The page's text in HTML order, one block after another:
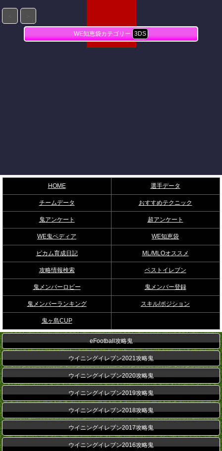
WE知恵袋カテゴリー 3DS
HOME 選手データ
チームデータ おすすめテクニック
鬼アンケート 超アンケート
WE鬼ペディア WE知恵袋
ビカム育成日記 ML/MLOオススメ
攻略情報検索 ベストイレブン
鬼メンバーロビー 鬼メンバー登録
鬼メンバーランキング スキル/ポジション
鬼ヶ島CUP
eFootball攻略鬼
ウイニングイレブン2021攻略鬼
ウイニングイレブン2020攻略鬼
ウイニングイレブン2019攻略鬼
ウイニングイレブン2018攻略鬼
ウイニングイレブン2017攻略鬼
ウイニングイレブン2016攻略鬼